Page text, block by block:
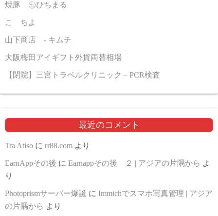
焼豚 ㊆ひちまる
こゝちよ
山下商店 - キムチ
大阪梅田アイギフト外貨両替相場
【閉院】三宮トラベルクリニック – PCR検査
最近のコメント
Tra Atiso に rr88.com より
EarnAppその後 に Earnappその後 ２ | アジアの片隅から よ
り
Photoprismサーバー爆誕 に Immichでスマホ写真管理 | アジア
の片隅から より